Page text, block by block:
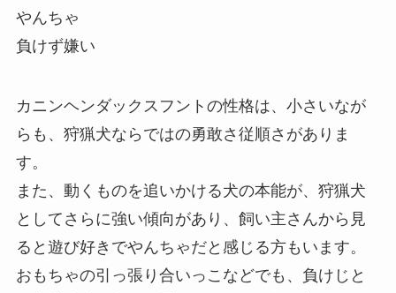
やんちゃ
負けず嫌い
カニンヘンダックスフントの性格は、小さいなが
らも、狩猟犬ならではの勇敢さ従順さがありま
す。
また、動くものを追いかける犬の本能が、狩猟犬
としてさらに強い傾向があり、飼い主さんから見
ると遊び好きでやんちゃだと感じる方もいます。
おもちゃの引っ張り合いっこなどでも、負けじと